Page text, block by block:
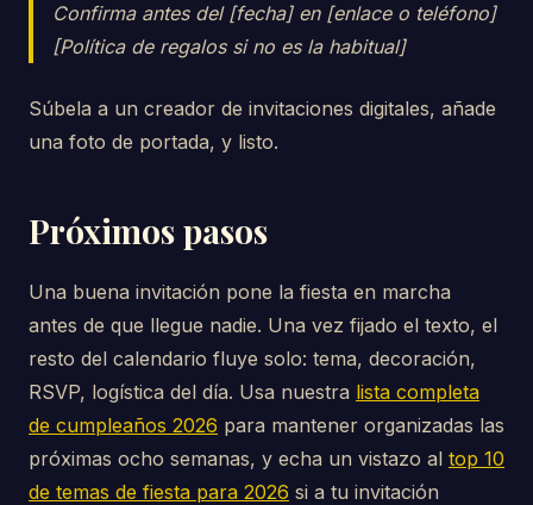
Confirma antes del [fecha] en [enlace o teléfono]
[Política de regalos si no es la habitual]
Súbela a un creador de invitaciones digitales, añade
una foto de portada, y listo.
Próximos pasos
Una buena invitación pone la fiesta en marcha
antes de que llegue nadie. Una vez fijado el texto, el
resto del calendario fluye solo: tema, decoración,
RSVP, logística del día. Usa nuestra lista completa
de cumpleaños 2026 para mantener organizadas las
próximas ocho semanas, y echa un vistazo al top 10
de temas de fiesta para 2026 si a tu invitación